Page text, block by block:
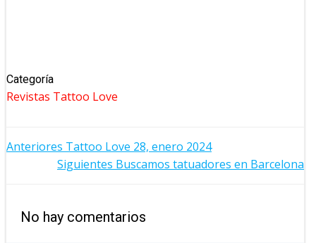
Categoría
Revistas Tattoo Love
NAVEGACIÓN
LAS
Anteriores Tattoo Love 28, enero 2024
NAVEGACIÓN
POR
Siguientes Buscamos tatuadores en Barcelona
No hay comentarios